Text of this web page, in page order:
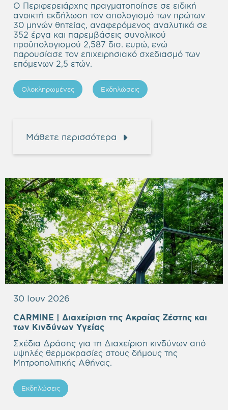
Ο Περιφερειάρχης πραγματοποίησε σε ειδική
ανοικτή εκδήλωση τον απολογισμό των πρώτων
30 μηνών θητείας, αναφερόμενος αναλυτικά σε
352 έργα και παρεμβάσεις συνολικού
προϋπολογισμού 2,587 δισ. ευρώ, ενώ
παρουσίασε τον επιχειρησιακό σχεδιασμό των
επόμενων 2,5 ετών.
Ολοκληρωμένες Εκδηλώσεις
Μάθετε περισσότερα
30 Ιουν 2026
CARMINE | Διαχείριση της Aκραίας Ζέστης και
των Κινδύνων Υγείας
Σχέδια Δράσης για τη Διαχείριση κινδύνων από
υψηλές θερμοκρασίες στους δήμους της
Μητροπολιτικής Αθήνας.
Εκδηλώσεις